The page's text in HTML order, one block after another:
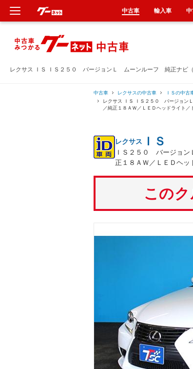
レクサス ＩＳ ＩＳ２５０ バージョンＬ ムーンルーフ 純正ナビ（
中古車 レクサスの中古車 ＩＳの中古
レクサス ＩＳ ＩＳ２５０ バージョン
／純正１８ＡＷ／ＬＥＤヘッドライト
レクサス ＩＳ
ＩＳ２５０ バージョン
正１８ＡＷ／ＬＥＤヘッ
この
中古車 輸入車
新車
中古車